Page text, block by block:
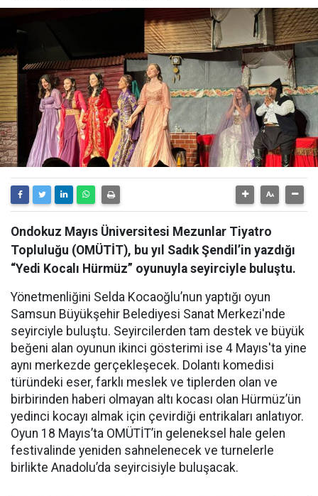
Ondokuz Mayıs Üniversitesi Mezunlar Tiyatro
Topluluğu (OMÜTİT), bu yıl Sadık Şendil’in yazdığı
“Yedi Kocalı Hürmüz” oyunuyla seyirciyle buluştu.
Yönetmenliğini Selda Kocaoğlu’nun yaptığı oyun
Samsun Büyükşehir Belediyesi Sanat Merkezi'nde
seyirciyle buluştu. Seyircilerden tam destek ve büyük
beğeni alan oyunun ikinci gösterimi ise 4 Mayıs'ta yine
aynı merkezde gerçekleşecek. Dolantı komedisi
türündeki eser, farklı meslek ve tiplerden olan ve
birbirinden haberi olmayan altı kocası olan Hürmüz’ün
yedinci kocayı almak için çevirdiği entrikaları anlatıyor.
Oyun 18 Mayıs’ta OMÜTİT’in geleneksel hale gelen
festivalinde yeniden sahnelenecek ve turnelerle
birlikte Anadolu’da seyircisiyle buluşacak.